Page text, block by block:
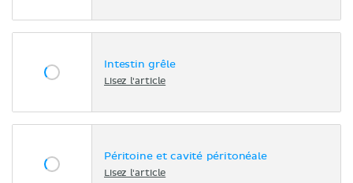
Intestin grêle
Lisez l'article
Péritoine et cavité péritonéale
Lisez l'article